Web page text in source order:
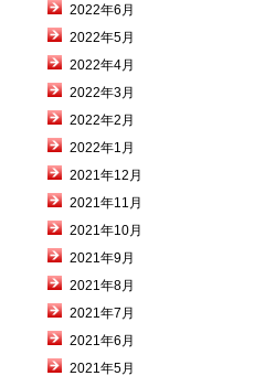
2022年6月
2022年5月
2022年4月
2022年3月
2022年2月
2022年1月
2021年12月
2021年11月
2021年10月
2021年9月
2021年8月
2021年7月
2021年6月
2021年5月